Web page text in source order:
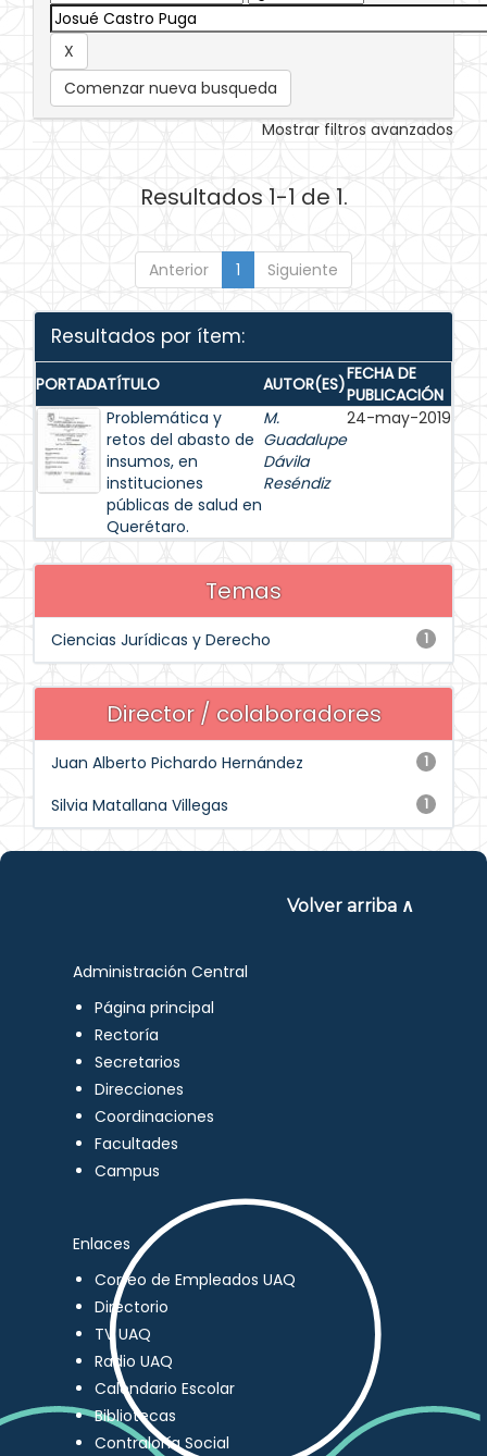
Comenzar nueva busqueda
Mostrar filtros avanzados
Resultados 1-1 de 1.
Anterior 1 Siguiente
Resultados por ítem:
PORTADATÍTULO AUTOR(ES)FECHA DE
PUBLICACIÓN
Problemática y
retos del abasto de
insumos, en
instituciones
públicas de salud en
Querétaro.
M.
Guadalupe
Dávila
Reséndiz
24-may-2019
Temas
1
Ciencias Jurídicas y Derecho
Director / colaboradores
1
Juan Alberto Pichardo Hernández
1
Silvia Matallana Villegas
Volver arriba ∧
Administración Central
Página principal
Rectoría
Secretarios
Direcciones
Coordinaciones
Facultades
Campus
Enlaces
Correo de Empleados UAQ
Directorio
TV UAQ
Radio UAQ
Calendario Escolar
Bibliotecas
Contraloría Social